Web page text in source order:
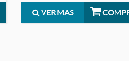
VER MAS